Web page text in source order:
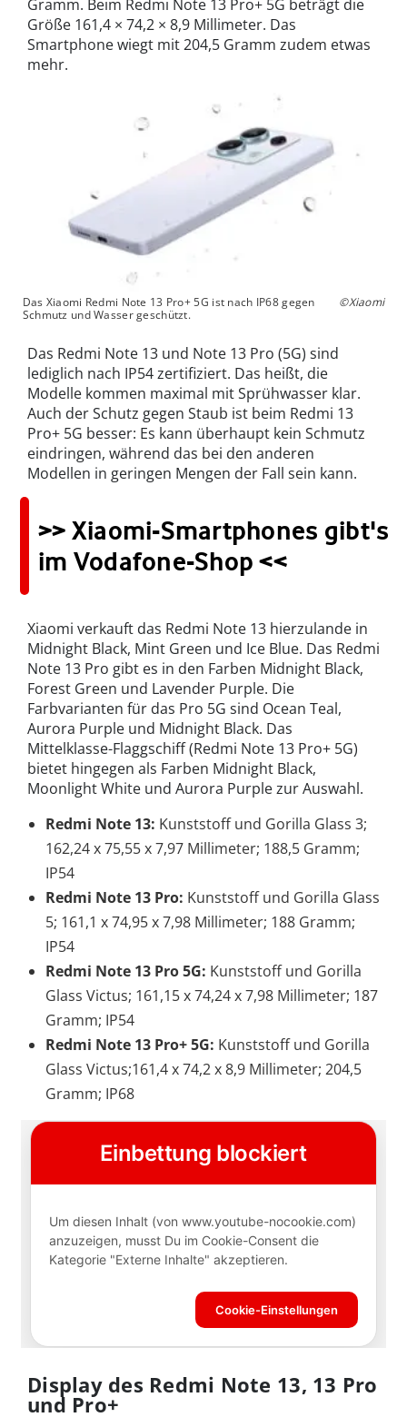
Gramm. Beim Redmi Note 13 Pro+ 5G beträgt die
Größe 161,4 × 74,2 × 8,9 Millimeter. Das
Smartphone wiegt mit 204,5 Gramm zudem etwas
mehr.
Das Xiaomi Redmi Note 13 Pro+ 5G ist nach IP68 gegen
Schmutz und Wasser geschützt.
©Xiaomi
Das Redmi Note 13 und Note 13 Pro (5G) sind
lediglich nach IP54 zertifiziert. Das heißt, die
Modelle kommen maximal mit Sprühwasser klar.
Auch der Schutz gegen Staub ist beim Redmi 13
Pro+ 5G besser: Es kann überhaupt kein Schmutz
eindringen, während das bei den anderen
Modellen in geringen Mengen der Fall sein kann.
>> Xiaomi-Smartphones gibt's
im Vodafone-Shop <<
Xiaomi verkauft das Redmi Note 13 hierzulande in
Midnight Black, Mint Green und Ice Blue. Das Redmi
Note 13 Pro gibt es in den Farben Midnight Black,
Forest Green und Lavender Purple. Die
Farbvarianten für das Pro 5G sind Ocean Teal,
Aurora Purple und Midnight Black. Das
Mittelklasse-Flaggschiff (Redmi Note 13 Pro+ 5G)
bietet hingegen als Farben Midnight Black,
Moonlight White und Aurora Purple zur Auswahl.
Redmi Note 13: Kunststoff und Gorilla Glass 3;
162,24 x 75,55 x 7,97 Millimeter; 188,5 Gramm;
IP54
Redmi Note 13 Pro: Kunststoff und Gorilla Glass
5; 161,1 x 74,95 x 7,98 Millimeter; 188 Gramm;
IP54
Redmi Note 13 Pro 5G: Kunststoff und Gorilla
Glass Victus; 161,15 x 74,24 x 7,98 Millimeter; 187
Gramm; IP54
Redmi Note 13 Pro+ 5G: Kunststoff und Gorilla
Glass Victus;161,4 x 74,2 x 8,9 Millimeter; 204,5
Gramm; IP68
Display des Redmi Note 13, 13 Pro
und Pro+